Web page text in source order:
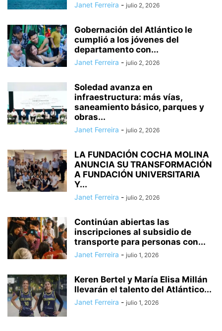
Janet Ferreira - julio 2, 2026
Gobernación del Atlántico le
cumplió a los jóvenes del
departamento con...
Janet Ferreira - julio 2, 2026
Soledad avanza en
infraestructura: más vías,
saneamiento básico, parques y
obras...
Janet Ferreira - julio 2, 2026
LA FUNDACIÓN COCHA MOLINA
ANUNCIA SU TRANSFORMACIÓN
A FUNDACIÓN UNIVERSITARIA
Y...
Janet Ferreira - julio 2, 2026
Continúan abiertas las
inscripciones al subsidio de
transporte para personas con...
Janet Ferreira - julio 1, 2026
Keren Bertel y María Elisa Millán
llevarán el talento del Atlántico...
Janet Ferreira - julio 1, 2026